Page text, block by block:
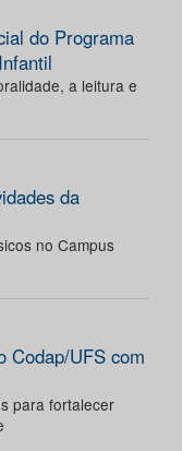
do Programa
a leitura e
da
no Campus
Codap/UFS com
para fortalecer